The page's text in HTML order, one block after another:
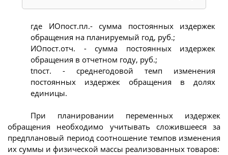
где ИОпост.пл.- сумма постоянных издержек
обращения на планируемый год, руб.;
ИОпост.отч. - сумма постоянных издержек
обращения в отчетном году, руб.;
tпост. - среднегодовой темп изменения
постоянных издержек обращения в долях
единицы.
При планировании переменных издержек
обращения необходимо учитывать сложившееся за
предплановый период соотношение темпов изменения
их суммы и физической массы реализованных товаров: